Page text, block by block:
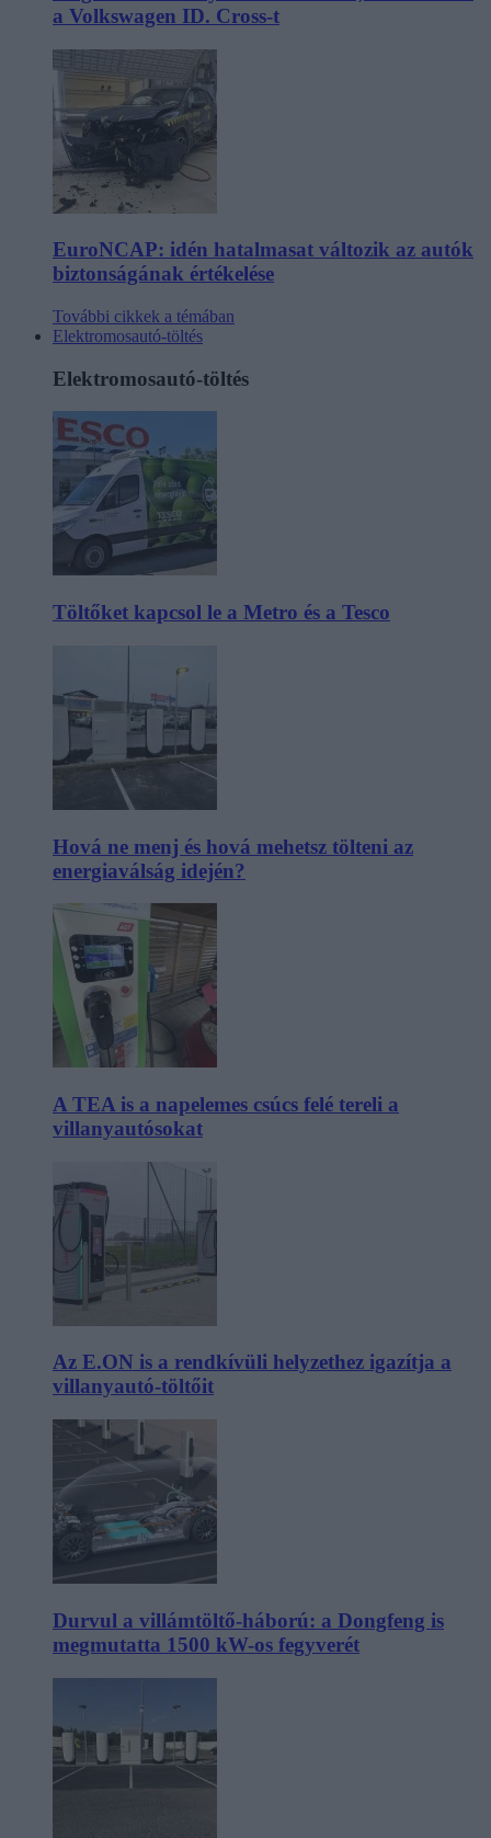
a Volkswagen ID. Cross-t
EuroNCAP: idén hatalmasat változik az autók
biztonságának értékelése
További cikkek a témában
Elektromosautó-töltés
Elektromosautó-töltés
Töltőket kapcsol le a Metro és a Tesco
Hová ne menj és hová mehetsz tölteni az
energiaválság idején?
A TEA is a napelemes csúcs felé tereli a
villanyautósokat
Az E.ON is a rendkívüli helyzethez igazítja a
villanyautó-töltőit
Durvul a villámtöltő-háború: a Dongfeng is
megmutatta 1500 kW-os fegyverét